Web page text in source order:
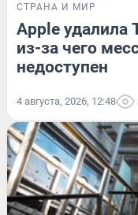
СТРАНА И МИР
Apple удалила
из-за чего
недоступен
4 августа, 2026, 12:48